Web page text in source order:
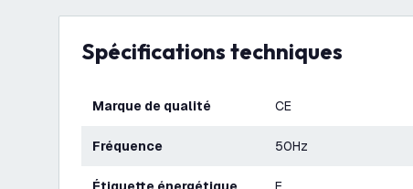
Spécifications techniques
Marque de qualité CE
Fréquence 50Hz